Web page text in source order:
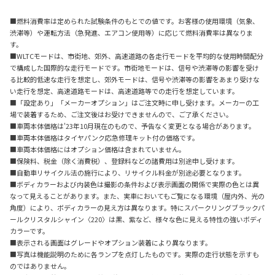
■燃料消費率は定められた試験条件のもとでの値です。お客様の使用環境（気象、
渋滞等）や運転方法（急発進、エアコン使用等）に応じて燃料消費率は異なりま
す。
■WLTCモードは、市街地、郊外、高速道路の各走行モードを平均的な使用時間配分
で構成した国際的な走行モードです。市街地モードは、信号や渋滞等の影響を受け
る比較的低速な走行を想定し、郊外モードは、信号や渋滞等の影響をあまり受けな
い走行を想定、高速道路モードは、高速道路等での走行を想定しています。
■「設定あり」「メーカーオプション」はご注文時に申し受けます。メーカーの工
場で装着するため、ご注文後はお受けできませんので、ご了承ください。
■車両本体価格は'23年10月現在のもので、予告なく変更となる場合があります。
■車両本体価格はタイヤパンク応急修理キット付の価格です。
■車両本体価格にはオプション価格は含まれていません。
■保険料、税金（除く消費税）、登録料などの諸費用は別途申し受けます。
■自動車リサイクル法の施行により、リサイクル料金が別途必要となります。
■ボディカラーおよび内装色は撮影の条件および表示画面の関係で実際の色とは異
なって見えることがあります。また、実車においてもご覧になる環境（屋内外、光の
角度）により、ボディカラーの見え方は異なります。特にスパークリングブラックパ
ールクリスタルシャイン〈220〉は黒、紫など、様々な色に見える特性の強いボディ
カラーです。
■表示される画面はグレードやオプション装着により異なります。
■写真は機能説明のために各ランプを点灯したものです。実際の走行状態を示すも
のではありません。